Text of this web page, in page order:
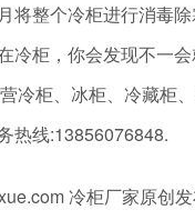
将整个冷柜进行消
冷柜，你会发现不
冷柜、冰柜、冷藏
热线:13856076848.
冷柜厂家原创